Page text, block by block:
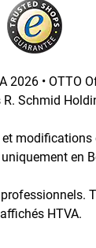
2026 • OTTO
R. Schmid
modifications
en
affichés HTVA.